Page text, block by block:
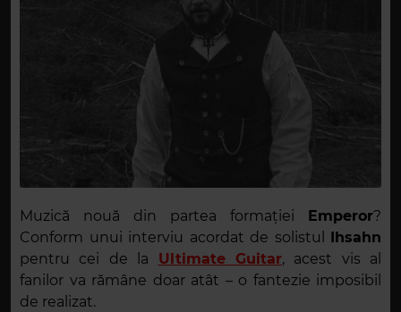
Muzică nouă din partea formației Emperor?
Conform unui interviu acordat de solistul
Ihsahn
pentru cei de la Ultimate Guitar, acest vis al
fanilor va rămâne doar atât – o fantezie imposibil
de realizat.